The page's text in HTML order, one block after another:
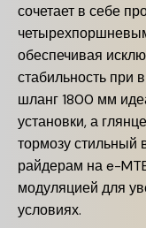
сочетает в себе
обеспечивая
стабильность при
шланг 1800 мм
установки, а
тормозу стильный
райдерам на e-
модуляцией для
условиях.